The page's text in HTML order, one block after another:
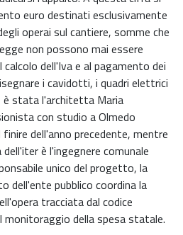
euro destinati esclusivamente
operai sul cantiere, somme che
non possono mai essere
dell'Iva e al pagamento dei
i cavidotti, i quadri elettrici
stata l'architetta Maria
con studio a Olmedo
dell'anno precedente, mentre
è l'ingegnere comunale
unico del progetto, la
dell'ente pubblico coordina la
tracciata dal codice
monitoraggio della spesa statale.